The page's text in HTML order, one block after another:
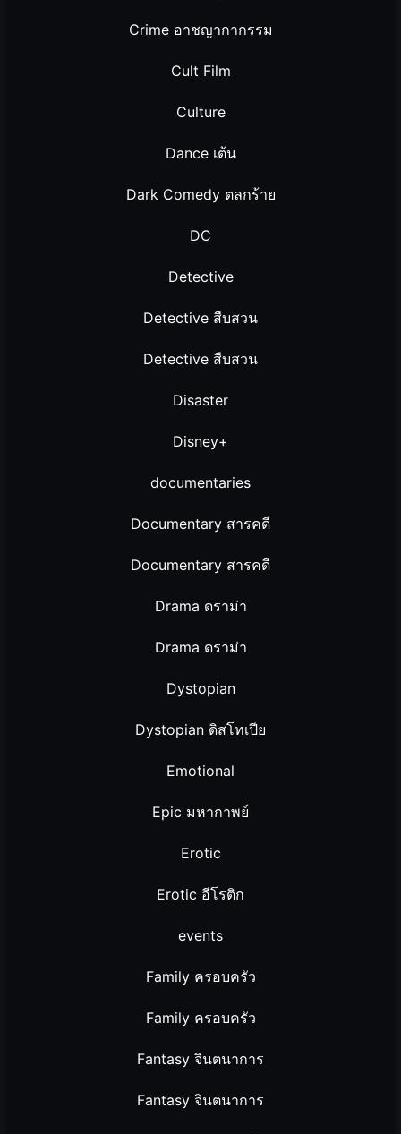
Crime อาชญากากรรม
Cult Film
Culture
Dance เต้น
Dark Comedy ตลกร้าย
DC
Detective
Detective สืบสวน
Detective สืบสวน
Disaster
Disney+
documentaries
Documentary สารคดี
Documentary สารคดี
Drama ดราม่า
Drama ดราม่า
Dystopian
Dystopian ดิสโทเปีย
Emotional
Epic มหากาพย์
Erotic
Erotic อีโรติก
events
Family ครอบครัว
Family ครอบครัว
Fantasy จินตนาการ
Fantasy จินตนาการ